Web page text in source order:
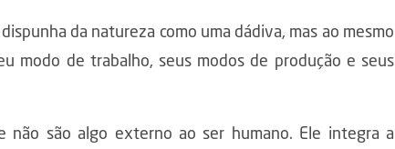
da natureza como uma dádiva, mas ao mesmo
modo de trabalho, seus modos de produção e seus
não são algo externo ao ser humano. Ele integra a